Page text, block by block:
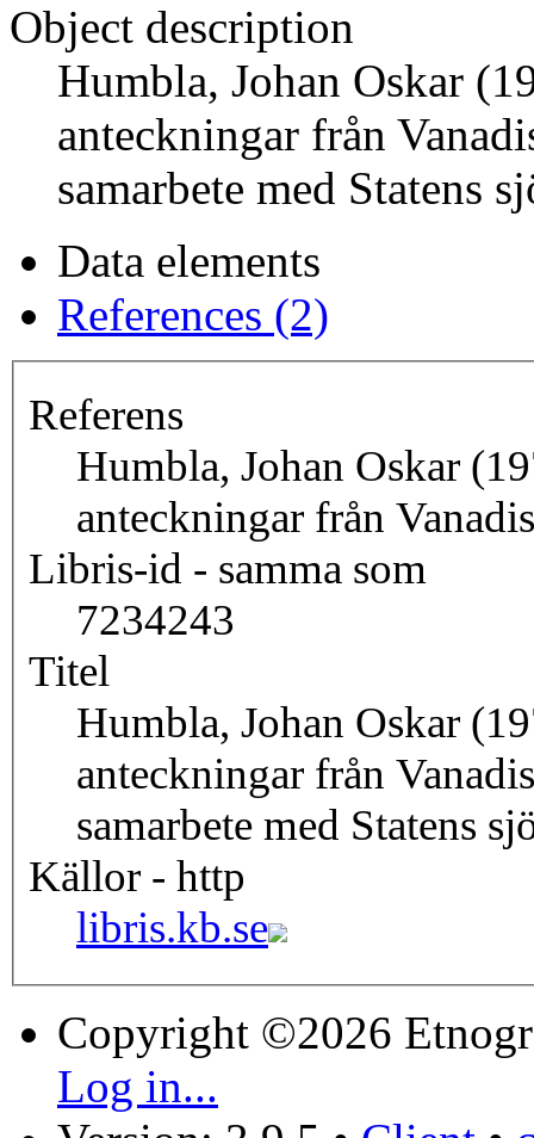
Object description
Humbla, Johan Oskar
anteckningar från
samarbete med Statens
Data elements
References (2)
Referens
Humbla, Johan Oskar
anteckningar från
Libris-id - samma som
7234243
Titel
Humbla, Johan Oskar
anteckningar från
samarbete med Statens
Källor - http
libris.kb.se
Copyright ©2026
Log in...